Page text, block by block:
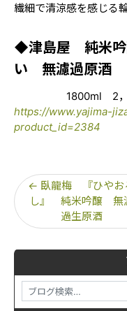
繊細で清涼感を感じる
◆津島屋 純米
い 無濾過原酒
1800ml 2，
https://www.yajima-
product_id=2384
← 臥龍梅 『ひやお
し』 純米吟醸 無
過生原酒